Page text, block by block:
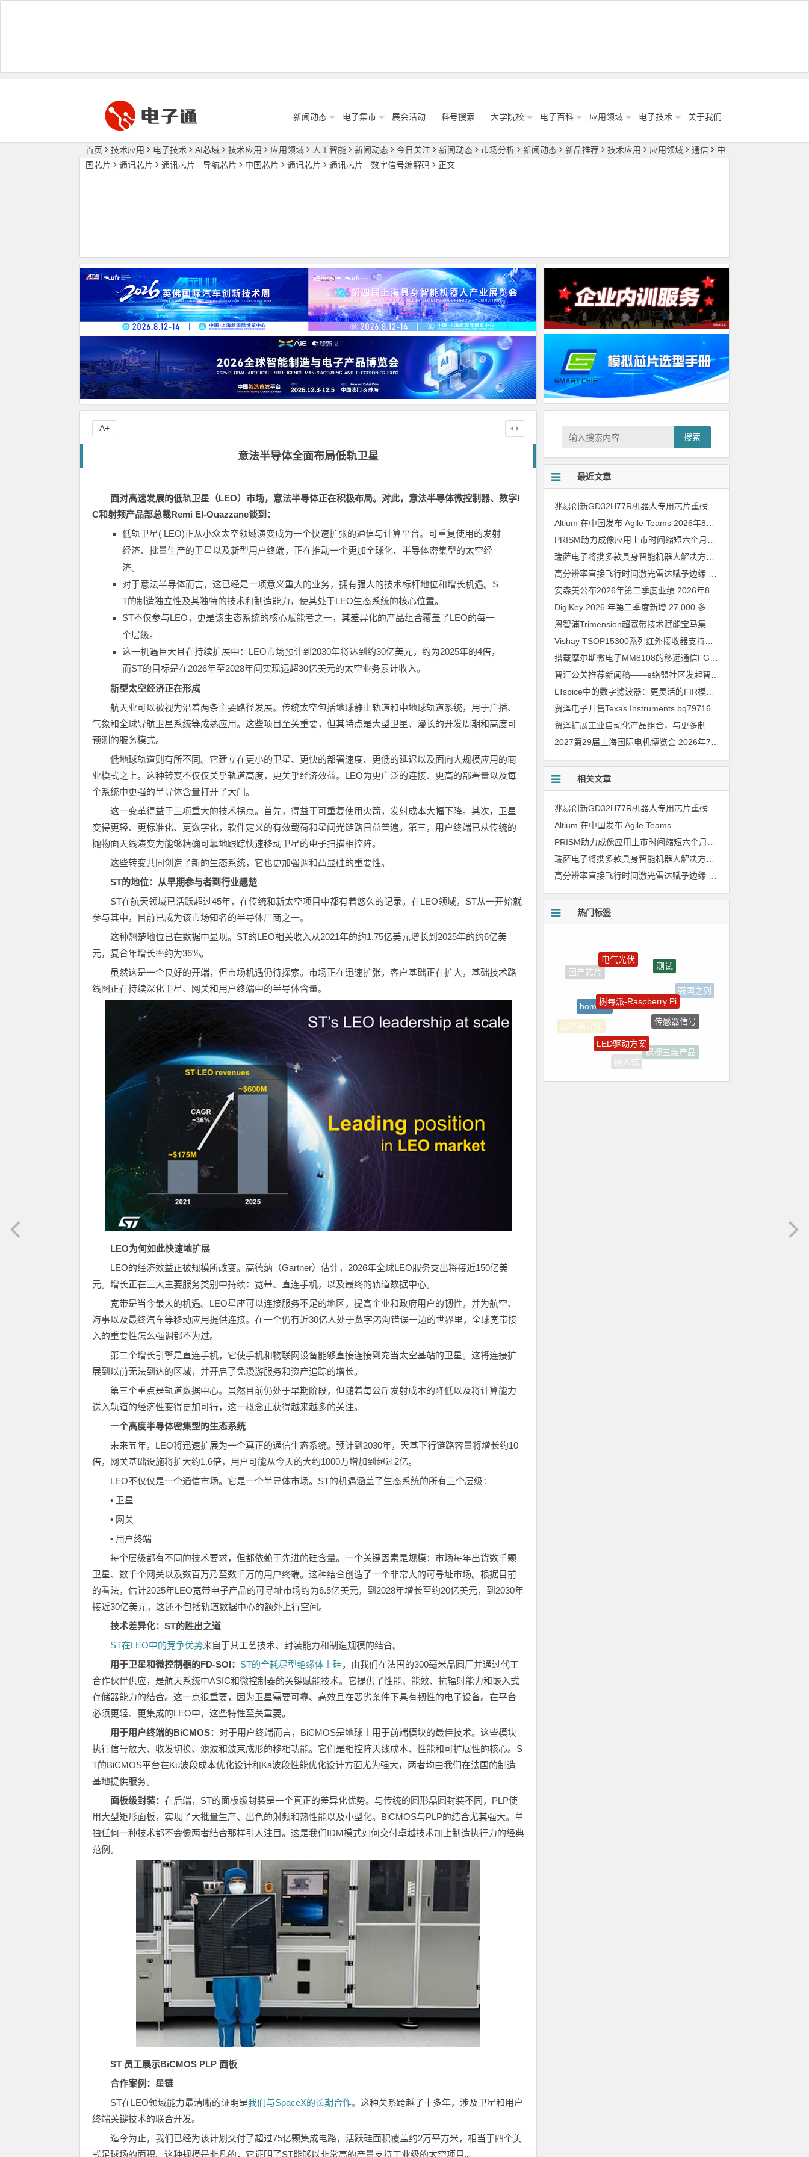
新闻动态 电子集市 展会活动 料号搜索 大学院校 电子百科 应用领域 电子技术 关于我们
首页 技术应用 电子技术 AI芯域 技术应用 应用领域 人工智能 新闻动态 今日关注 新闻动态 市场分析 新闻动态 新品推荐 技术应用 应用领域 通信
中
国芯片
通讯芯片 通讯芯片 - 导航芯片 中国芯片 通讯芯片 通讯芯片 - 数字信号编解码 正文
意法半导体全面布局低轨卫星
面对高速发展的低轨卫星（LEO）市场，意法半导体正在积极布局。对此，意法半导体微控制器、数字I
C和射频产品部总裁Remi El-Ouazzane谈到：
低轨卫星( LEO)正从小众太空领域演变成为一个快速扩张的通信与计算平台。可重复使用的发射
经济、批量生产的卫星以及新型用户终端，正在推动一个更加全球化、半导体密集型的太空经
济。
对于意法半导体而言，这已经是一项意义重大的业务，拥有强大的技术标杆地位和增长机遇。 S
T的制造独立性及其独特的技术和制造能力，使其处于LEO生态系统的核心位置。
ST不仅参与LEO，更是该生态系统的核心赋能者之一，其差异化的产品组合覆盖了LEO的每一
个层级。
这一机遇巨大且在持续扩展中： LEO市场预计到 2030年将达到约30亿美元，约为2025年的4倍，
而ST的目标是在2026年至2028年间实现远超30亿美元的太空业务累计收入。
新型太空经济正在形成
航天业可以被视为沿着两条主要路径发展。传统太空包括地球静止轨道和中地球轨道系统，用于广播、
气象和全球导航卫星系统等成熟应用。这些项目至关重要，但其特点是大型卫星、漫长的开发周期和高度可
预测的服务模式。
低地球轨道则有所不同。它建立在更小的卫星、更快的部署速度、更低的延迟以及面向大规模应用的商
业模式之上。这种转变不仅仅关乎轨道高度，更关乎经济效益。LEO为更广泛的连接、更高的部署量以及每
个系统中更强的半导体含量打开了大门。
这一变革得益于三项重大的技术拐点。首先，得益于可重复使用火箭，发射成本大幅下降。其次，卫星
变得更轻、更标准化、更数字化，软件定义的有效载荷和星间光链路日益普遍。第三，用户终端已从传统的
抛物面天线演变为能够精确可靠地跟踪快速移动卫星的电子扫描相控阵。
这些转变共同创造了新的生态系统，它也更加强调和凸显硅的重要性。
ST的地位：从早期参与者到行业翘楚
ST在航天领域已活跃超过45年，在传统和新太空项目中都有着悠久的记录。在LEO领域，ST从一开始就
参与其中，目前已成为该市场知名的半导体厂商之一。
这种翘楚地位已在数据中显现。ST的LEO相关收入从2021年的约1.75亿美元增长到2025年的约6亿美
元，复合年增长率约为36%。
虽然这是一个良好的开端，但市场机遇仍待探索。市场正在迅速扩张，客户基础正在扩大，基础技术路
线图正在持续深化卫星、网关和用户终端中的半导体含量。
LEO为何如此快速地扩展
LEO的经济效益正被规模所改变。高德纳（Gartner）估计，2026年全球LEO服务支出将接近150亿美
元。增长正在三大主要服务类别中持续：宽带、直连手机，以及最终的轨道数据中心。
宽带是当今最大的机遇。LEO星座可以连接服务不足的地区，提高企业和政府用户的韧性，并为航空、
海事以及最终汽车等移动应用提供连接。在一个仍有近30亿人处于数字鸿沟错误一边的世界里，全球宽带接
入的重要性怎么强调都不为过。
第二个增长引擎是直连手机，它使手机和物联网设备能够直接连接到充当太空基站的卫星。这将连接扩
展到以前无法到达的区域，并开启了免漫游服务和资产追踪的增长。
第三个重点是轨道数据中心。虽然目前仍处于早期阶段，但随着每公斤发射成本的降低以及将计算能力
送入轨道的经济性变得更加可行，这一概念正获得越来越多的关注。
一个高度半导体密集型的生态系统
未来五年，LEO将迅速扩展为一个真正的通信生态系统。预计到2030年，天基下行链路容量将增长约10
倍，网关基础设施将扩大约1.6倍，用户可能从今天的大约1000万增加到超过2亿。
LEO不仅仅是一个通信市场。它是一个半导体市场。ST的机遇涵盖了生态系统的所有三个层级：
• 卫星
• 网关
• 用户终端
每个层级都有不同的技术要求，但都依赖于先进的硅含量。一个关键因素是规模：市场每年出货数千颗
卫星、数千个网关以及数百万乃至数千万的用户终端。这种结合创造了一个非常大的可寻址市场。根据目前
的看法，估计2025年LEO宽带电子产品的可寻址市场约为6.5亿美元，到2028年增长至约20亿美元，到2030年
接近30亿美元，这还不包括轨道数据中心的额外上行空间。
技术差异化： ST的胜出之道
ST在LEO中的竞争优势来自于其工艺技术、封装能力和制造规模的结合。
用于卫星和微控制器的FD-SOI： ST的全耗尽型绝缘体上硅，由我们在法国的300毫米晶圆厂并通过代工
合作伙伴供应，是航天系统中ASIC和微控制器的关键赋能技术。它提供了性能、能效、抗辐射能力和嵌入式
存储器能力的结合。这一点很重要，因为卫星需要可靠、高效且在恶劣条件下具有韧性的电子设备。在平台
必须更轻、更集成的LEO中，这些特性至关重要。
用于用户终端的BiCMOS： 对于用户终端而言，BiCMOS是地球上用于前端模块的最佳技术。这些模块
执行信号放大、收发切换、滤波和波束成形的移相功能。它们是相控阵天线成本、性能和可扩展性的核心。S
T的BiCMOS平台在Ku波段成本优化设计和Ka波段性能优化设计方面尤为强大，两者均由我们在法国的制造
基地提供服务。
面板级封装： 在后端，ST的面板级封装是一个真正的差异化优势。与传统的圆形晶圆封装不同，PLP使
用大型矩形面板，实现了大批量生产、出色的射频和热性能以及小型化。BiCMOS与PLP的结合尤其强大。单
独任何一种技术都不会像两者结合那样引人注目。这是我们IDM模式如何交付卓越技术加上制造执行力的经典
范例。
ST 员工展示BiCMOS PLP 面板
合作案例：星链
ST在LEO领域能力最清晰的证明是我们与SpaceX的长期合作。这种关系跨越了十多年，涉及卫星和用户
终端关键技术的联合开发。
迄今为止，我们已经为该计划交付了超过75亿颗集成电路，活跃硅面积覆盖约2万平方米，相当于四个美
式足球场的面积。这种规模是非凡的，它证明了ST能够以非常高的产量支持工业级的太空项目。
A+
搜索
最近文章
兆易创新GD32H77R机器人专用芯片重磅亮相，精准赋能伺服驱动与关节控制
Altium 在中国发布 Agile Teams 2026年8月6日
安森美公布2026年第二季度业绩 2026年8月6日
恩智浦Trimension超宽带技术赋能宝马集团Digital Key Plus及生命体存在检测功能
Vishay TSOP15300系列红外接收器支持所有主流遥控代码
LTspice中的数字滤波器：更灵活的FIR模型
2027第29届上海国际电机博览会 2026年7月30日
相关文章
兆易创新GD32H77R机器人专用芯片重磅亮相，精准赋能伺服驱动与关节控制
Altium 在中国发布 Agile Teams
热门标签
强国之列
国产半导体
homekit
树莓派-Raspberry Pi
传感器信号
裸视三维产品
嵌入式
LED驱动方案